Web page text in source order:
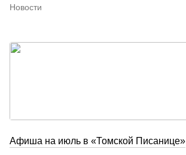
Новости
Афиша на июль в «Томской Писанице»